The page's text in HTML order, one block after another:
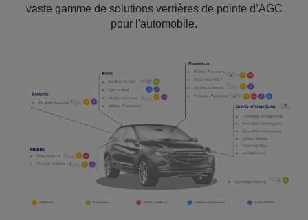
vaste gamme de solutions verrières de pointe d’AGC
pour l'automobile.